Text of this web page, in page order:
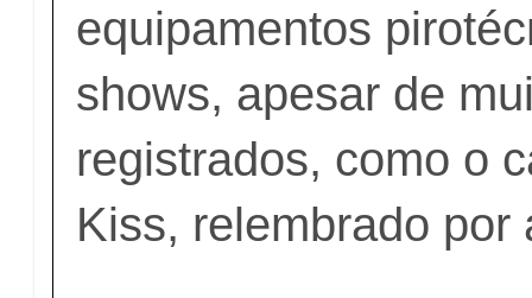
equipamentos
shows, apesar de
registrados, como o
Kiss, relembrado por